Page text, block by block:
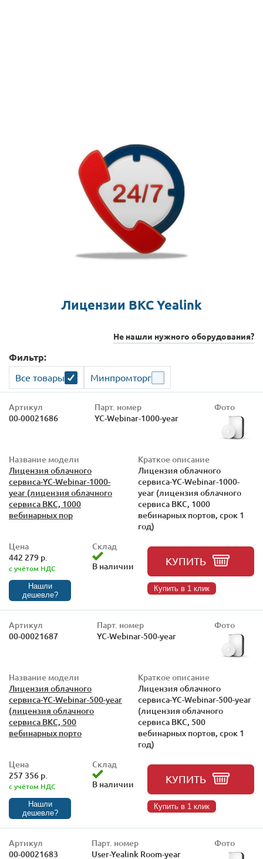
Лицензии ВКС Yealink
Не нашли нужного оборудования?
Фильтр:
Все товары Минпромторг
Артикул
00-00021686
Парт. номер
YC-Webinar-1000-year
Фото
Название модели
Лицензия облачного
сервиса-YC-Webinar-1000-
year (лицензия облачного
сервиса ВКС, 1000
вебинарных пор
Краткое описание
Лицензия облачного
сервиса-YC-Webinar-1000-
year (лицензия облачного
сервиса ВКС, 1000
вебинарных портов, срок 1
год)
Цена
442 279 р.
с учётом НДС
Нашли
дешевле?
Склад
В наличии
КУПИТЬ
Купить в 1 клик
Артикул
00-00021687
Парт. номер
YC-Webinar-500-year
Фото
Название модели
Лицензия облачного
сервиса-YC-Webinar-500-year
(лицензия облачного
сервиса ВКС, 500
вебинарных порто
Краткое описание
Лицензия облачного
сервиса-YC-Webinar-500-year
(лицензия облачного
сервиса ВКС, 500
вебинарных портов, срок 1
год)
Цена
257 356 р.
с учётом НДС
Нашли
дешевле?
Склад
В наличии
КУПИТЬ
Купить в 1 клик
Артикул
00-00021683
Парт. номер
User-Yealink Room-year
Фото